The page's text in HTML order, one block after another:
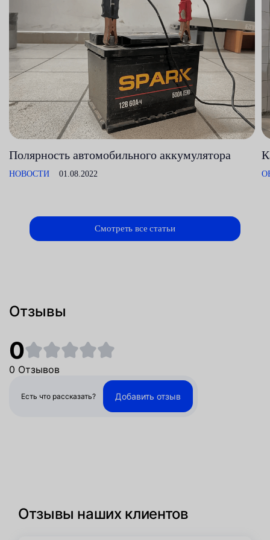
Полярность автомобильного аккумулятора
НОВОСТИ 01.08.2022
Смотреть все статьи
Отзывы
0
0 Отзывов
Есть что рассказать? Добавить отзыв
Отзывы наших клиентов